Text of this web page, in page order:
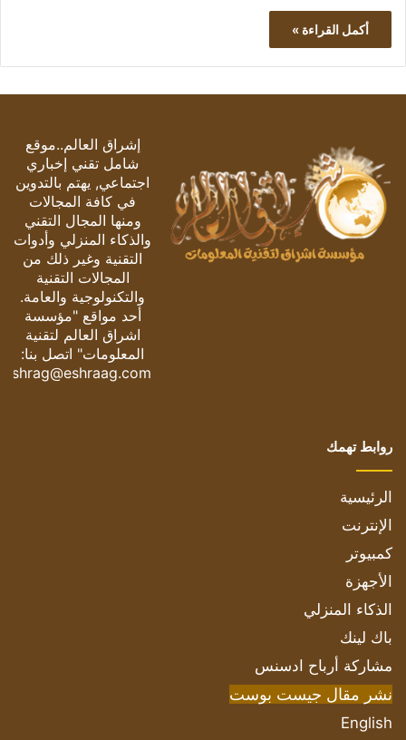
أكمل القراءة »
إشراق العالم..موقع
شامل تقني إخباري
اجتماعي, يهتم بالتدوين
في كافة المجالات
ومنها المجال التقني
والذكاء المنزلي وأدوات
التقنية وغير ذلك من
المجالات التقنية
والتكنولوجية والعامة.
أحد مواقع "مؤسسة
اشراق العالم لتقنية
المعلومات" اتصل بنا:
eshrag@eshraag.com
روابط تهمك
الرئيسية
الإنترنت
كمبيوتر
الأجهزة
الذكاء المنزلي
باك لينك
مشاركة أرباح ادسنس
نشر مقال جيست بوست
English